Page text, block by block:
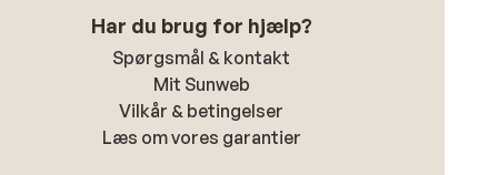
Har du brug for hjælp?
Spørgsmål & kontakt
Mit Sunweb
Vilkår & betingelser
Læs om vores garantier